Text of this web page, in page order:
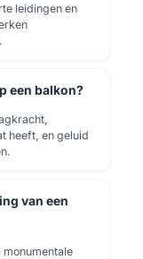
leidingen en
een balkon?
heeft, en geluid
van een